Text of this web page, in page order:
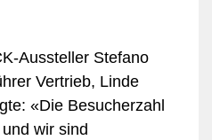
Aussteller Stefano
Vertrieb, Linde
«Die Besucherzahl
wir sind